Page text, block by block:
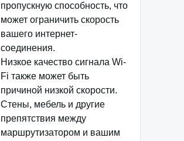
пропускную способность, что
может ограничить скорость
вашего интернет-
соединения.
Низкое качество сигнала Wi-
Fi также может быть
причиной низкой скорости.
Стены, мебель и другие
препятствия между
маршрутизатором и вашим